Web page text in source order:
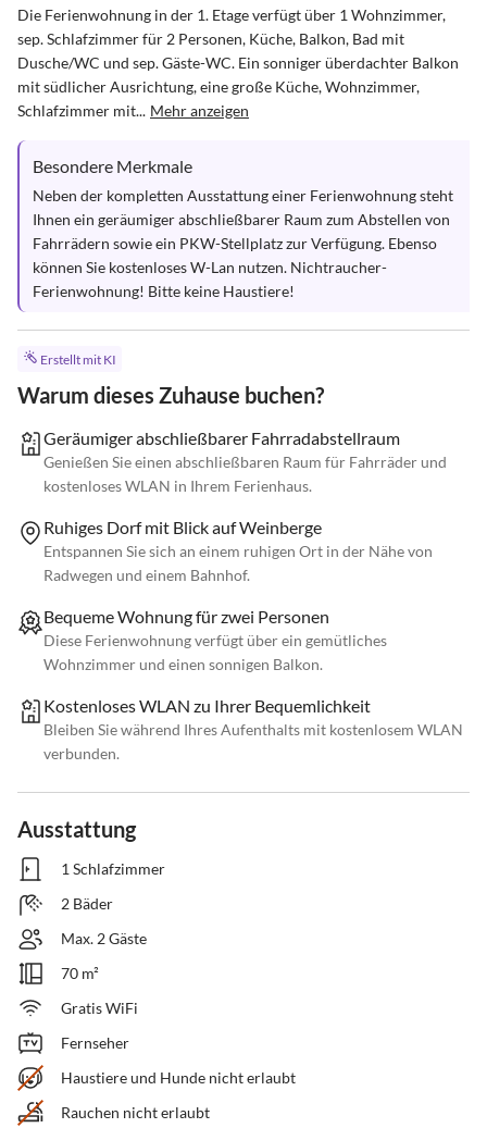
Die Ferienwohnung in der 1. Etage verfügt über 1 Wohnzimmer,
sep. Schlafzimmer für 2 Personen, Küche, Balkon, Bad mit
Dusche/WC und sep. Gäste-WC. Ein sonniger überdachter Balkon
mit südlicher Ausrichtung, eine große Küche, Wohnzimmer,
Schlafzimmer mit... Mehr anzeigen
Besondere Merkmale
Neben der kompletten Ausstattung einer Ferienwohnung steht
Ihnen ein geräumiger abschließbarer Raum zum Abstellen von
Fahrrädern sowie ein PKW-Stellplatz zur Verfügung. Ebenso
können Sie kostenloses W-Lan nutzen. Nichtraucher-
Ferienwohnung! Bitte keine Haustiere!
Erstellt mit KI
Warum dieses Zuhause buchen?
Geräumiger abschließbarer Fahrradabstellraum
Genießen Sie einen abschließbaren Raum für Fahrräder und
kostenloses WLAN in Ihrem Ferienhaus.
Ruhiges Dorf mit Blick auf Weinberge
Entspannen Sie sich an einem ruhigen Ort in der Nähe von
Radwegen und einem Bahnhof.
Bequeme Wohnung für zwei Personen
Diese Ferienwohnung verfügt über ein gemütliches
Wohnzimmer und einen sonnigen Balkon.
Kostenloses WLAN zu Ihrer Bequemlichkeit
Bleiben Sie während Ihres Aufenthalts mit kostenlosem WLAN
verbunden.
Ausstattung
1 Schlafzimmer
2 Bäder
Max. 2 Gäste
70 m²
Gratis WiFi
Fernseher
Haustiere und Hunde nicht erlaubt
Rauchen nicht erlaubt